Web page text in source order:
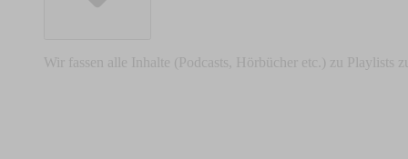
Wir fassen alle Inhalte (Podcasts, Hörbücher etc.) zu Playlists